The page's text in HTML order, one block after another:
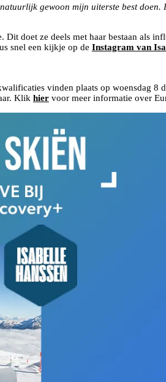
gewoon mijn uiterste best doen.
doet ze deels met haar bestaan als
snel een kijkje op de Instagram van
vinden plaats op woensdag 8
Klik hier voor meer informatie over